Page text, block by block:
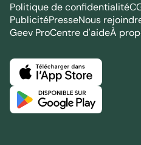
Politique de confidentialité
PublicitéPresseNous
Geev ProCentre d'aideÀ